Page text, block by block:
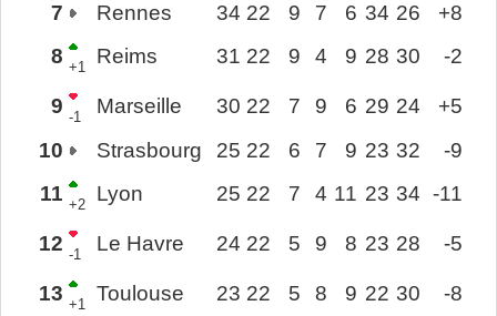
7
Rennes 34 22 9 7 6 34 26
+8
8 +1 Reims 31 22 9 4 9 28 30 -2
9 -1 Marseille 30 22 7 9 6 29 24
+5
10
Strasbourg 25 22 6 7 9 23 32
-9
11 +2 Lyon 25 22 7 4 11 23 34 -11
12 -1 Le Havre 24 22 5 9 8 23 28 -5
13 +1 Toulouse 23 22 5 8 9 22 30 -8